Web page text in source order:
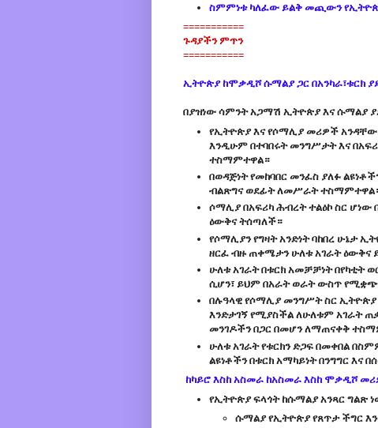
ስምምነቱ ካለፈው ይልቅ መጪውን
===========
ጉዳያችን ምጥን
===========
ኢትዮጵያ ከሞቃዲሾ ሱማልያ ጋር በአንካራ፣ቱርክ
በያዝነው ሳምንት አጋማሽ ኢትዮጵያ እና ሱማልያ
የኢትዮጵያ እና የሶማሊያ መሪዎች አንዳቸው
እንዲሁም በተባበሩት መንግሥታት እና
ተስማምተዋል።
በወዳጅነት የመከባበር መንፈስ ያለፉ
ብልጽግና ወደፊት ለመሥራት
ሶማሊያ በአፍሪካ ሕብረት ተልዕኮ ስር ሆነው
ዕውቅና ትሰጣለች።
የሶማሊያን የግዛት አንድነት ባከበረ ሁኔታ
ዘርፈ ብዙ ጠቀሜታን ሁለቱ አገራት ዕውቅና
ሁለቱ አገራት በቱርክ አመቻቻነት በየካቲት
ሲሆን፣ ይህም በአራት ወራት ውስጥ የሚቋጭ
በሉዓላዊ የሶማሊያ መንግሥት ስር ኢትዮጵያ
እንድታገኝ የሚያስችል ለሁለቱም አገራት
መንገዶችን በጋር በመሆን ለማጠናቀቅ
ሁለቱ አገራት የቱርክን ድጋፍ በመቀበል
ልዩነቶችን በቱርክ አማካይነት በንግግር
ከካይሮ እስከ አስመራ ከአስመራ እስከ ሞቃዲሾ
የኢትዮጵያ ፍላጎት ከሱማልያ አንጻር ግልጽ
ሱማልያ የኢትዮጵያ የጸጥታ ችግር